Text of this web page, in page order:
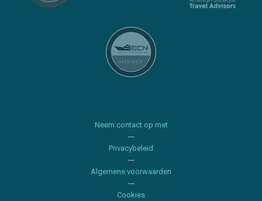
Neem contact op met
Privacybeleid
Algemene voorwaarden
Cookies